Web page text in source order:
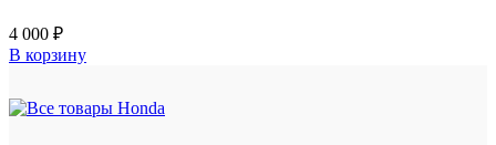
4 000 ₽
В корзину